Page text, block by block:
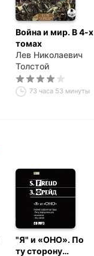
Война и мир. В 4-х
томах
Лев Николаевич
Толстой
73 часа 53 минуты
"Я" и «ОНО». По
ту сторону